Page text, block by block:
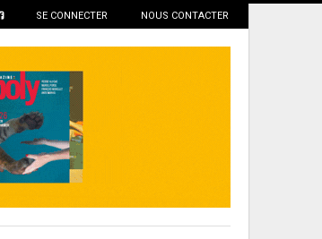
SE CONNECTER NOUS CONTACTER